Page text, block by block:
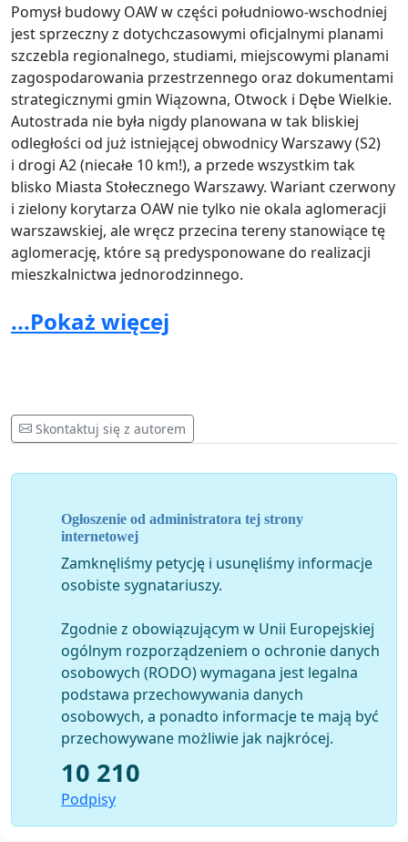
Pomysł budowy OAW w części południowo-wschodniej
jest sprzeczny z dotychczasowymi oficjalnymi planami
szczebla regionalnego, studiami, miejscowymi planami
zagospodarowania przestrzennego oraz dokumentami
strategicznymi gmin Wiązowna, Otwock i Dębe Wielkie.
Autostrada nie była nigdy planowana w tak bliskiej
odległości od już istniejącej obwodnicy Warszawy (S2)
i drogi A2 (niecałe 10 km!), a przede wszystkim tak
blisko Miasta Stołecznego Warszawy. Wariant czerwony
i zielony korytarza OAW nie tylko nie okala aglomeracji
warszawskiej, ale wręcz przecina tereny stanowiące tę
aglomerację, które są predysponowane do realizacji
mieszkalnictwa jednorodzinnego.
II. ARGUMENTY ŚRODOWISKOWE
Przyrody Świder (ochrona dolin rzecznych Świdra
i Mieni) oraz specjalny obszar ochrony siedlisk – „Dolina
czerwonym przecięłaby także obszar Natura 2000
Przeprowadzenie drogi w alternatywnym wariancie
korytarzowym, w śladzie zbliżonym do drogi DK50,
dałby możliwość ominięcia, a co za tym idzie,
przyrodniczo oraz w stopniu znacznie mniejszym
zagrażałoby równowadze hydrologicznej.
Kolejnym argumentem uzasadniającym naszą petycję
jest sprawa wycinki lasów. Według wyliczeń
Nadleśnictwa Celestynów areał wylesienia w przypadku
realizacji inwestycji OAW w forsowanym korytarzu
czerwonym (jak i zielonym) wyniósłby 171 ha, natomiast
alternatywny korytarz w śladzie zbliżonym do drogi
DK50 to ewentualna utrata tylko 63 ha lasów!
...Pokaż więcej
Skontaktuj się z autorem
Ogłoszenie od administratora tej strony
internetowej
Zamknęliśmy petycję i usunęliśmy informacje
osobiste sygnatariuszy.
Zgodnie z obowiązującym w Unii Europejskiej
ogólnym rozporządzeniem o ochronie danych
osobowych (RODO) wymagana jest legalna
podstawa przechowywania danych
osobowych, a ponadto informacje te mają być
przechowywane możliwie jak najkrócej.
10 210
Podpisy